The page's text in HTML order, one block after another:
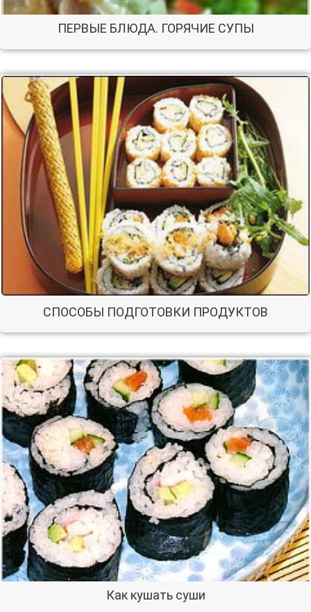
ПЕРВЫЕ БЛЮДА. ГОРЯЧИЕ СУПЫ
СПОСОБЫ ПОДГОТОВКИ ПРОДУКТОВ
Как кушать суши